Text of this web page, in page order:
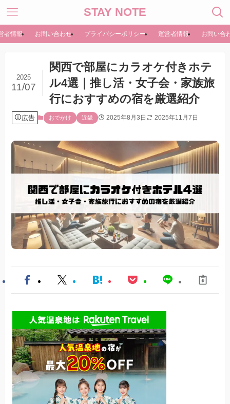
STAY NOTE
者情報 お問い合わせ プライバシーポリシー 運営者情報 お問い合
関西で部屋にカラオケ付きホテ
ル4選｜推し活・女子会・家族旅
行におすすめの宿を厳選紹介
2025
11/07
広告 おでかけ 近畿 2025年8月3日 2025年11月7日